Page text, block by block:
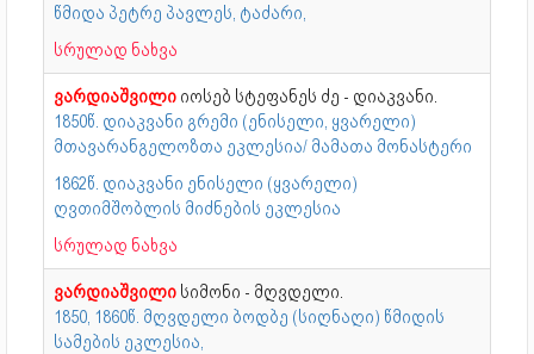
წმიდა პეტრე პავლეს, ტაძარი,
სრულად ნახვა
ვარდიაშვილი იოსებ სტეფანეს ძე - დიაკვანი.
1850წ. დიაკვანი გრემი (ენისელი, ყვარელი)
მთავარანგელოზთა ეკლესია/ მამათა მონასტერი
1862წ. დიაკვანი ენისელი (ყვარელი)
ღვთიმშობლის მიძნების ეკლესია
სრულად ნახვა
ვარდიაშვილი სიმონი - მღვდელი.
1850, 1860წ. მღვდელი ბოდბე (სიღნაღი) წმიდის
სამების ეკლესია,